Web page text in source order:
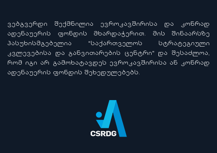
ᲕᲔᲑᲒᲕᲔᲠᲓᲘ ᲨᲔᲥᲛᲜᲘᲚᲘᲐ ᲔᲕᲠᲝᲙᲐᲕᲨᲘᲠᲘᲡᲐ ᲓᲐ ᲙᲝᲜᲠᲐᲓ
ᲐᲓᲔᲜᲐᲣᲔᲠᲘᲡ ᲤᲝᲜᲓᲘᲡ ᲛᲮᲐᲠᲓᲐᲭᲔᲠᲘᲗ. ᲛᲘᲡ ᲨᲘᲜᲐᲐᲠᲡᲖᲔ
ᲞᲐᲡᲣᲮᲘᲡᲛᲒᲔᲑᲔᲚᲘᲐ "ᲡᲐᲥᲐᲠᲗᲕᲔᲚᲝᲡ ᲡᲢᲠᲐᲢᲔᲒᲘᲣᲚᲘ
ᲙᲕᲚᲔᲕᲔᲑᲘᲡᲐ ᲓᲐ ᲒᲐᲜᲕᲘᲗᲐᲠᲔᲑᲘᲡ ᲪᲔᲜᲢᲠᲘ" ᲓᲐ ᲨᲔᲡᲐᲫᲚᲝᲐ,
ᲠᲝᲛ ᲘᲒᲘ ᲐᲠ ᲒᲐᲛᲝᲮᲐᲢᲐᲕᲓᲔᲡ ᲔᲕᲠᲝᲙᲐᲕᲨᲘᲠᲘᲡᲐ ᲐᲜ ᲙᲝᲜᲠᲐᲓ
ᲐᲓᲔᲜᲐᲣᲔᲠᲘᲡ ᲤᲝᲜᲓᲘᲡ ᲨᲔᲮᲔᲓᲣᲚᲔᲑᲔᲑᲡ.